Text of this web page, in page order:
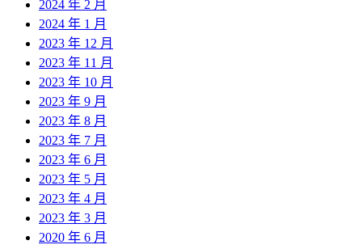
2024 年 2 月
2024 年 1 月
2023 年 12 月
2023 年 11 月
2023 年 10 月
2023 年 9 月
2023 年 8 月
2023 年 7 月
2023 年 6 月
2023 年 5 月
2023 年 4 月
2023 年 3 月
2020 年 6 月